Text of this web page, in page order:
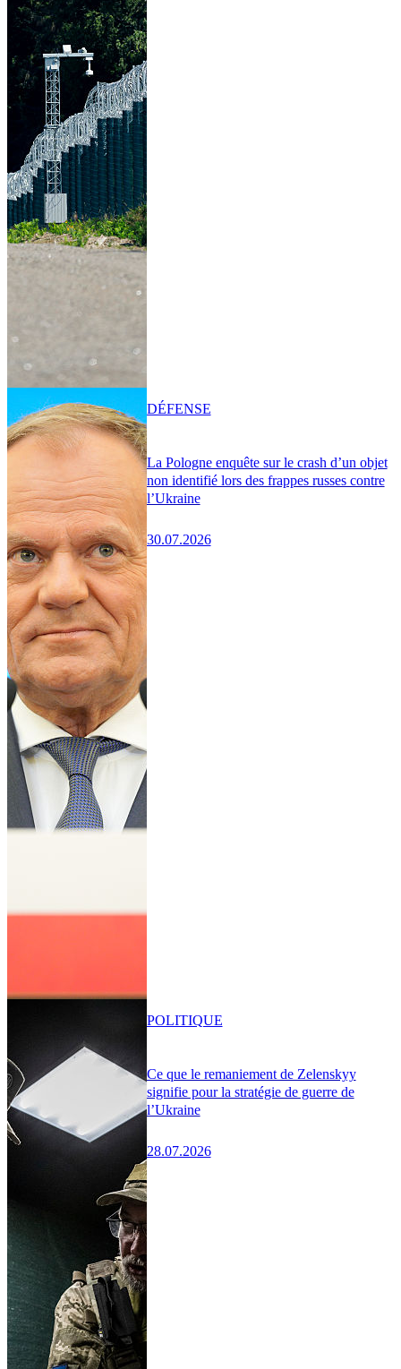
La Pologne enquête sur le crash d’un objet
non identifié lors des frappes russes contre
l’Ukraine
30.07.2026
DÉFENSE
Ce que le remaniement de Zelenskyy
signifie pour la stratégie de guerre de
l’Ukraine
28.07.2026
POLITIQUE